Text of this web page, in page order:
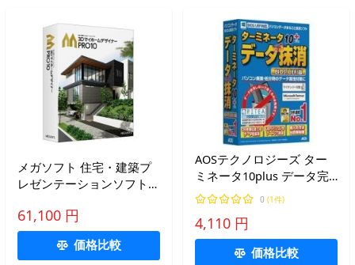
メガソフト 住宅・建築プ
レゼンテーションソフト
PRO10
61,100 円
価格比較
AOSテクノロジーズ ター
ミネータ10plus データ完
全抹消 BIOS/UEFI版
0 (1件)
4,110 円
価格比較